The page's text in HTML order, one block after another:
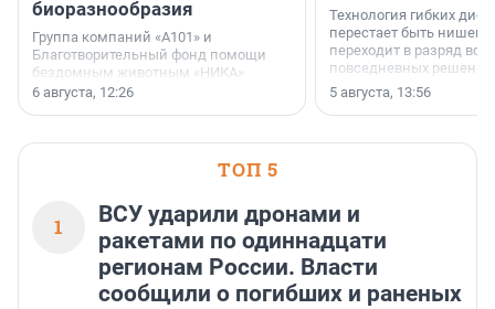
биоразнообразия
Группа компаний «А101» и
Благотворительный фонд помощи
бездомным животным «НИКА»
заключили соглашение о
6 августа, 12:26
Технология гибких
перестает быть
переходит в разряд
повседневных
5 августа, 13:56
ТОП 5
1
ВСУ ударили дронами и
ракетами по одиннадцати
регионам России. Власти
сообщили о погибших и раненых